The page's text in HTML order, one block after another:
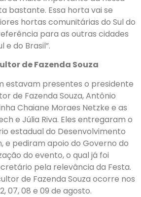
bastante. Essa horta vai se
hortas comunitárias do Sul do
para as outras cidades
e do Brasil”.
de Fazenda Souza
estavam presentes o presidente
de Fazenda Souza, Antônio
Chaiane Moraes Netzke e as
e Júlia Riva. Eles entregaram o
estadual do Desenvolvimento
e pediram apoio do Governo do
do evento, o qual já foi
pela relevância da Festa.
de Fazenda Souza ocorre nos
07, 08 e 09 de agosto.